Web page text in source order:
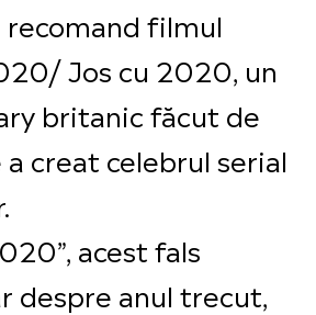
recomand filmul
Jos cu 2020, un
britanic făcut de
creat celebrul serial
acest fals
despre anul trecut,